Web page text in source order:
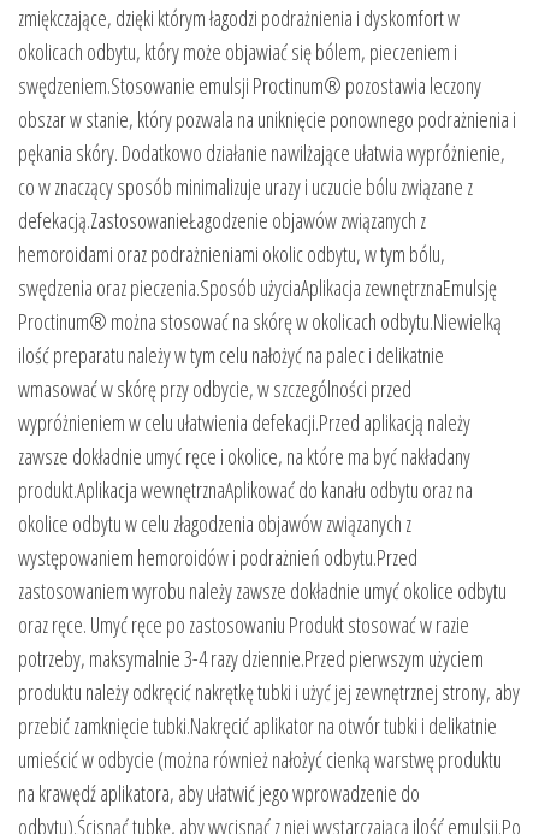
zmiękczające, dzięki którym łagodzi podrażnienia i dyskomfort w
okolicach odbytu, który może objawiać się bólem, pieczeniem i
swędzeniem.Stosowanie emulsji Proctinum® pozostawia leczony
obszar w stanie, który pozwala na uniknięcie ponownego podrażnienia i
pękania skóry. Dodatkowo działanie nawilżające ułatwia wypróżnienie,
co w znaczący sposób minimalizuje urazy i uczucie bólu związane z
defekacją.ZastosowanieŁagodzenie objawów związanych z
hemoroidami oraz podrażnieniami okolic odbytu, w tym bólu,
swędzenia oraz pieczenia.Sposób użyciaAplikacja zewnętrznaEmulsję
Proctinum® można stosować na skórę w okolicach odbytu.Niewielką
ilość preparatu należy w tym celu nałożyć na palec i delikatnie
wmasować w skórę przy odbycie, w szczególności przed
wypróżnieniem w celu ułatwienia defekacji.Przed aplikacją należy
zawsze dokładnie umyć ręce i okolice, na które ma być nakładany
produkt.Aplikacja wewnętrznaAplikować do kanału odbytu oraz na
okolice odbytu w celu złagodzenia objawów związanych z
występowaniem hemoroidów i podrażnień odbytu.Przed
zastosowaniem wyrobu należy zawsze dokładnie umyć okolice odbytu
oraz ręce. Umyć ręce po zastosowaniu Produkt stosować w razie
potrzeby, maksymalnie 3-4 razy dziennie.Przed pierwszym użyciem
produktu należy odkręcić nakrętkę tubki i użyć jej zewnętrznej strony, aby
przebić zamknięcie tubki.Nakręcić aplikator na otwór tubki i delikatnie
umieścić w odbycie (można również nałożyć cienką warstwę produktu
na krawędź aplikatora, aby ułatwić jego wprowadzenie do
odbytu).Ścisnąć tubkę, aby wycisnąć z niej wystarczającą ilość emulsji.Po